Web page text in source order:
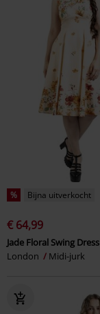
% Bijna uitverkocht
€ 64,99
Jade Floral Swing Dress
London
Midi-jurk